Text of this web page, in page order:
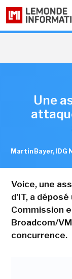
Une
Martin Bayer, IDG
Voice, une
d'IT, a
Commission
Broadcom/
concurrence.